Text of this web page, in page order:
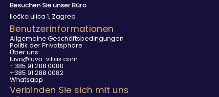
Besuchen Sie unser Büro
Iločka ulica 1, Zagreb
Benutzerinformationen
Allgemeine Geschäftsbedingungen
Politik der Privatsphäre
Über uns
luva@luva-villas.com
+385 91 288 0080
+385 91 288 0082
Whatsapp
Verbinden Sie sich mit uns